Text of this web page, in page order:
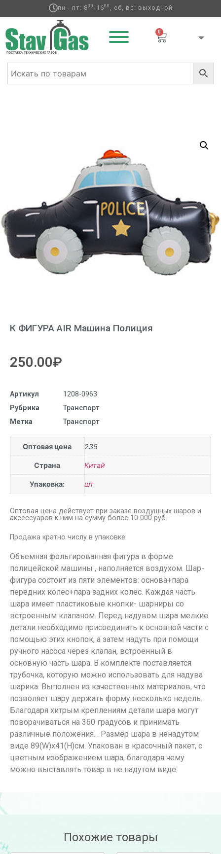
пн - пт: 800-1600 , сб, вс: выходной
0
К ФИГУРА AIR Машина Полиция
250.00₽
Артикул
1208-0963
Рубрика
Транспорт
Метка
Транспорт
Оптовая цена 235
Страна Китай
Упаковка: шт
Оптовая цена действует при заказе воздушных шаров и
аксессуаров к ним на сумму более 10 000 руб.
Продажа кратно числу в упаковке.
Объемная фольгированная фигура в форме
полицейской машины , наполняется воздухом. Шар-
фигура состоит из пяти элементов: основа+пара
передних колес+пара задних колес. Каждая часть
шара имеет пластиковые кнопки- шарниры со
встроенным клапаном. Перед надувом шара мелкие
детали необходимо присоединить к основной части с
помощью этих кнопок, а затем надуть при помощи
ручного насоса через клапан, встроенный в
основную часть шара. В комплекте поставляется
трубочка, которую можно использовать для надува
шарика. Выполнен из качественных материалов, что
позволяет шару держать форму несколько недель.
Благодаря хитрым креплениям детали шара могут
поворачиваться на 360 градусов и принимать
различные положения. . Размер шара в ненадутом
виде 89(W)x41(H)см. Упакован в красочный пакет, с
цветным изображением шара, благодаря чему
можно выставлять товар в не надутом виде.
Похожие товары